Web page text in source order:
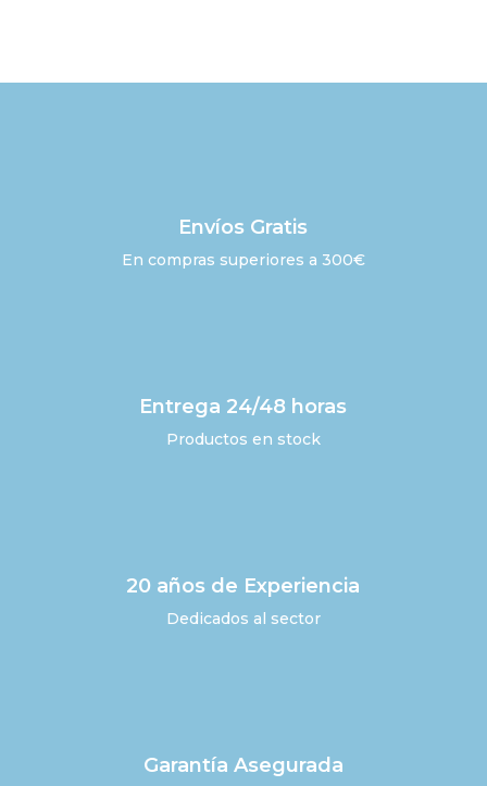
Envíos Gratis
En compras superiores a 300€
Entrega 24/48 horas
Productos en stock
20 años de Experiencia
Dedicados al sector
Garantía Asegurada